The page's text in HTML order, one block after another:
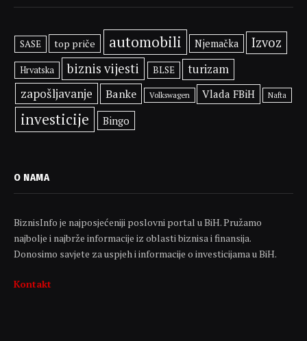
SASE top priče automobili Njemačka Izvoz
Hrvatska biznis vijesti BLSE turizam
zapošljavanje Banke Volkswagen Vlada FBiH Nafta
investicije Bingo
O NAMA
BiznisInfo je najposjećeniji poslovni portal u BiH. Pružamo
najbolje i najbrže informacije iz oblasti biznisa i finansija.
Donosimo savjete za uspjeh i informacije o investicijama u BiH.
Kontakt